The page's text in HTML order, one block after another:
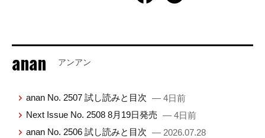
anan アンアン
anan No. 2507 試し読みと目次 — 4日前
Next Issue No. 2508 8月19日発売 — 4日前
anan No. 2506 試し読みと目次 — 2026.07.28